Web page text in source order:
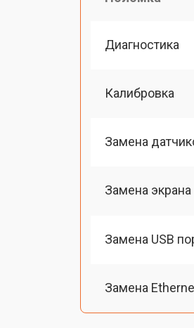
Диагностика
Калибровка
Замена
Замена экрана
Замена USB
Замена